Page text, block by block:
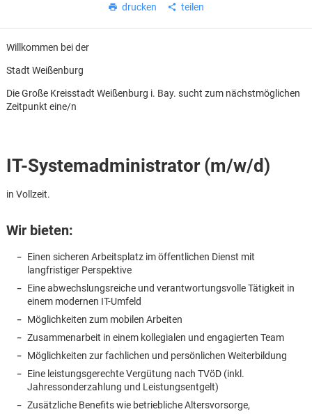
drucken teilen
Willkommen bei der
Stadt Weißenburg
Die Große Kreisstadt Weißenburg i. Bay. sucht zum nächstmöglichen
Zeitpunkt eine/n
IT-Systemadministrator (m/w/d)
in Vollzeit.
Wir bieten:
Einen sicheren Arbeitsplatz im öffentlichen Dienst mit
langfristiger Perspektive
Eine abwechslungsreiche und verantwortungsvolle Tätigkeit in
einem modernen IT-Umfeld
Möglichkeiten zum mobilen Arbeiten
Zusammenarbeit in einem kollegialen und engagierten Team
Möglichkeiten zur fachlichen und persönlichen Weiterbildung
Eine leistungsgerechte Vergütung nach TVöD (inkl.
Jahressonderzahlung und Leistungsentgelt)
Zusätzliche Benefits wie betriebliche Altersvorsorge,
Karte anzeigen